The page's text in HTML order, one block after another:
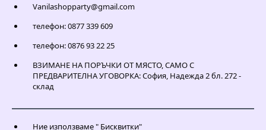
Vanilashopparty@gmail.com
телефон: 0877 339 609
телефон: 0876 93 22 25
ВЗИМАНЕ НА ПОРЪЧКИ ОТ МЯСТО, САМО С
ПРЕДВАРИТЕЛНА УГОВОРКА: София, Надежда 2 бл. 272 -
склад
Ние използваме " Бисквитки"